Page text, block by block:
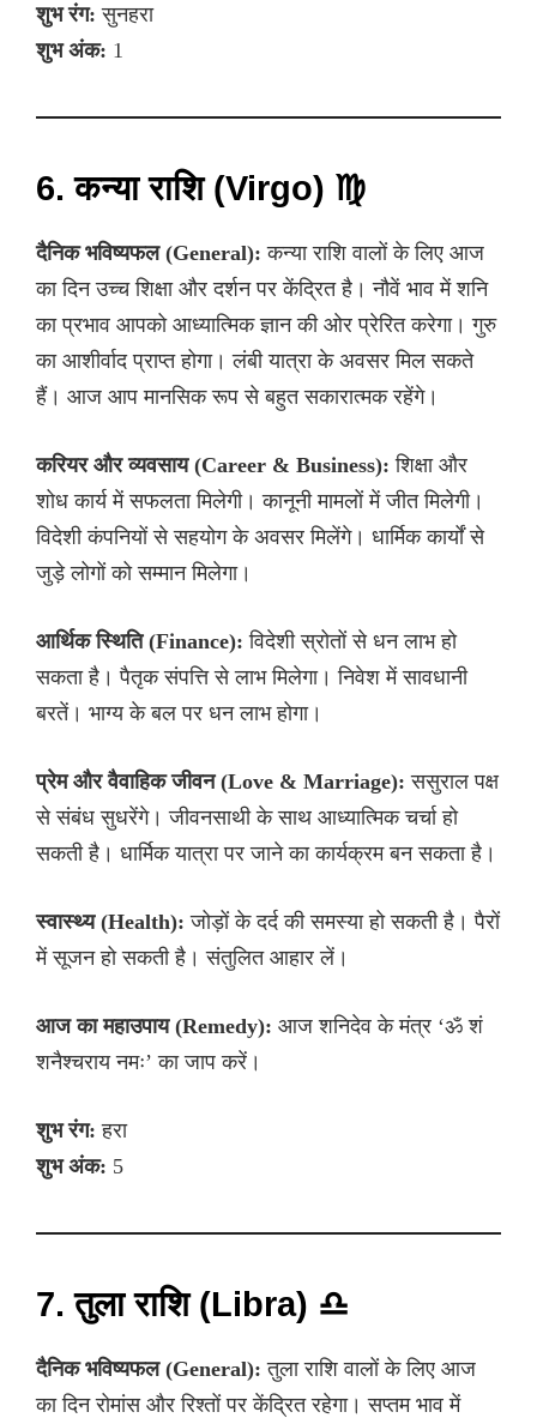
शुभ रंग: सुनहरा
शुभ अंक: 1
6. कन्या राशि (Virgo) ♍
दैनिक भविष्यफल (General): कन्या राशि वालों के लिए आज
का दिन उच्च शिक्षा और दर्शन पर केंद्रित है। नौवें भाव में शनि
का प्रभाव आपको आध्यात्मिक ज्ञान की ओर प्रेरित करेगा। गुरु
का आशीर्वाद प्राप्त होगा। लंबी यात्रा के अवसर मिल सकते
हैं। आज आप मानसिक रूप से बहुत सकारात्मक रहेंगे।
करियर और व्यवसाय (Career & Business): शिक्षा और
शोध कार्य में सफलता मिलेगी। कानूनी मामलों में जीत मिलेगी।
विदेशी कंपनियों से सहयोग के अवसर मिलेंगे। धार्मिक कार्यों से
जुड़े लोगों को सम्मान मिलेगा।
आर्थिक स्थिति (Finance): विदेशी स्रोतों से धन लाभ हो
सकता है। पैतृक संपत्ति से लाभ मिलेगा। निवेश में सावधानी
बरतें। भाग्य के बल पर धन लाभ होगा।
प्रेम और वैवाहिक जीवन (Love & Marriage): ससुराल पक्ष
से संबंध सुधरेंगे। जीवनसाथी के साथ आध्यात्मिक चर्चा हो
सकती है। धार्मिक यात्रा पर जाने का कार्यक्रम बन सकता है।
स्वास्थ्य (Health): जोड़ों के दर्द की समस्या हो सकती है। पैरों
में सूजन हो सकती है। संतुलित आहार लें।
आज का महाउपाय (Remedy): आज शनिदेव के मंत्र ‘ॐ शं
शनैश्चराय नमः’ का जाप करें।
शुभ रंग: हरा
शुभ अंक: 5
7. तुला राशि (Libra) ♎
दैनिक भविष्यफल (General): तुला राशि वालों के लिए आज
का दिन रोमांस और रिश्तों पर केंद्रित रहेगा। सप्तम भाव में